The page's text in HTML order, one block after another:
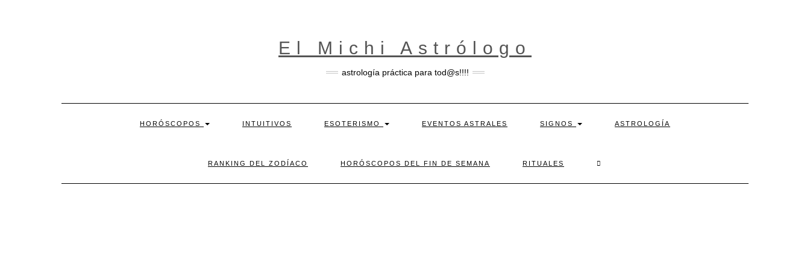
El Michi Astrólogo
astrología práctica para tod@s!!!!
HORÓSCOPOS INTUITIVOS ESOTERISMO EVENTOS ASTRALES SIGNOS ASTROLOGÍA
RANKING DEL ZODÍACO HORÓSCOPOS DEL FIN DE SEMANA RITUALES